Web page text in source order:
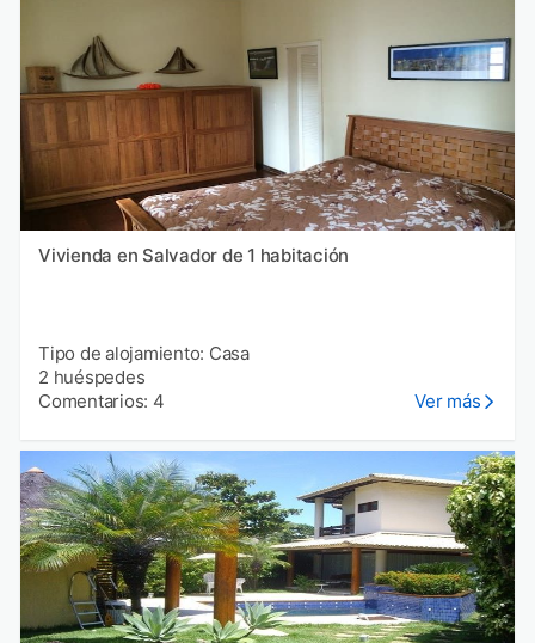
Vivienda en Salvador de 1 habitación
Tipo de alojamiento: Casa
2 huéspedes
Comentarios: 4
Ver más